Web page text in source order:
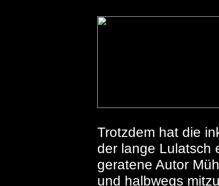
Trotzdem hat die
der lange Lulatsch
geratene Autor
und halbwegs